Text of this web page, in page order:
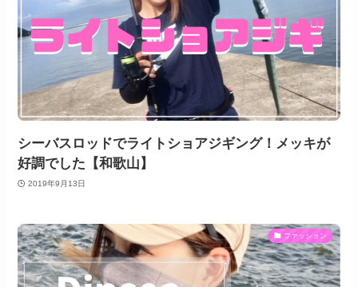
シーバスロッドでライトショアジギング！メッキが
好調でした【和歌山】
2019年9月13日
ファッション